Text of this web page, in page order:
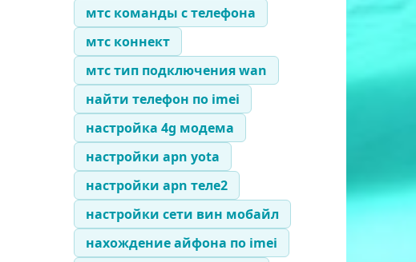
мтс команды с телефона
мтс коннект
мтс тип подключения wan
найти телефон по imei
настройка 4g модема
настройки apn yota
настройки apn теле2
настройки сети вин мобайл
нахождение айфона по imei